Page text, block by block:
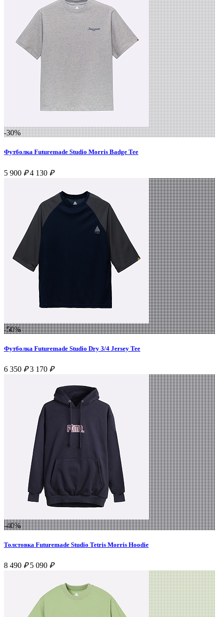
-30%
Футболка Futuremade Studio Morris Badge Tee
5 900 ₽ 4 130 ₽
-50%
Футболка Futuremade Studio Dry 3/4 Jersey Tee
6 350 ₽ 3 170 ₽
-40%
Толстовка Futuremade Studio Tetris Morris Hoodie
8 490 ₽ 5 090 ₽